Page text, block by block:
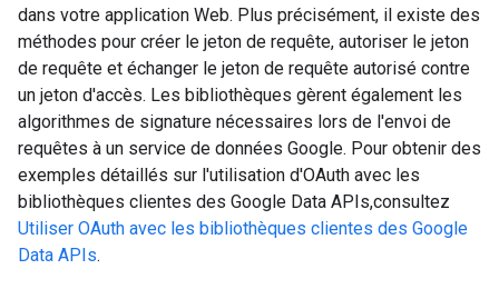
dans votre application Web. Plus précisément, il existe des
méthodes pour créer le jeton de requête, autoriser le jeton
de requête et échanger le jeton de requête autorisé contre
un jeton d'accès. Les bibliothèques gèrent également les
algorithmes de signature nécessaires lors de l'envoi de
requêtes à un service de données Google. Pour obtenir des
exemples détaillés sur l'utilisation d'OAuth avec les
bibliothèques clientes des Google Data APIs,consultez
Utiliser OAuth avec les bibliothèques clientes des Google
Data APIs.